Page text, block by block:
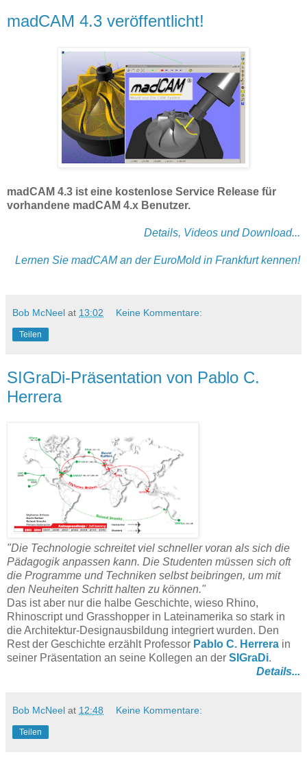
madCAM 4.3 veröffentlicht!
madCAM 4.3 ist eine kostenlose Service Release für
vorhandene madCAM 4.x Benutzer.
Details, Videos und Download...
Lernen Sie madCAM an der EuroMold in Frankfurt kennen!
Bob McNeel at 13:02 Keine Kommentare:
Teilen
SIGraDi-Präsentation von Pablo C.
Herrera
"Die Technologie schreitet viel schneller voran als sich die
Pädagogik anpassen kann. Die Studenten müssen sich oft
die Programme und Techniken selbst beibringen, um mit
den Neuheiten Schritt halten zu können."
Das ist aber nur die halbe Geschichte, wieso Rhino,
Rhinoscript und Grasshopper in Lateinamerika so stark in
die Architektur-Designausbildung integriert wurden. Den
Rest der Geschichte erzählt Professor Pablo C. Herrera in
seiner Präsentation an seine Kollegen an der SIGraDi.
Details...
Bob McNeel at 12:48 Keine Kommentare:
Teilen